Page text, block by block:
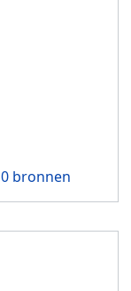
0 bronnen